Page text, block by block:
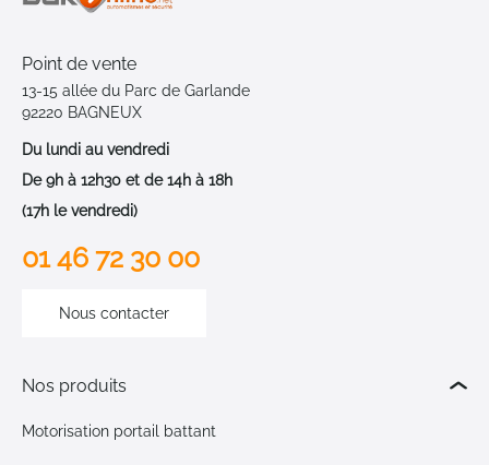
Point de vente
13-15 allée du Parc de Garlande
92220 BAGNEUX
Du lundi au vendredi
De 9h à 12h30 et de 14h à 18h
(17h le vendredi)
01 46 72 30 00
Nous contacter
Nos produits
Motorisation portail battant